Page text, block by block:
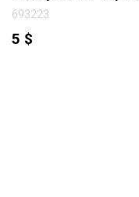
693223
5 $